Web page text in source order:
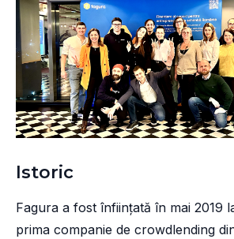
Istoric
Fagura a fost înființată în mai 2019
prima companie de crowdlending